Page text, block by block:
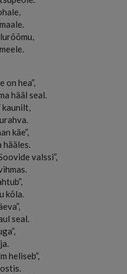
on hea”,
hääl seal.
kaunilt,
käe”,
hääles.
valssi”,
kõla.
seal.
heliseb”,